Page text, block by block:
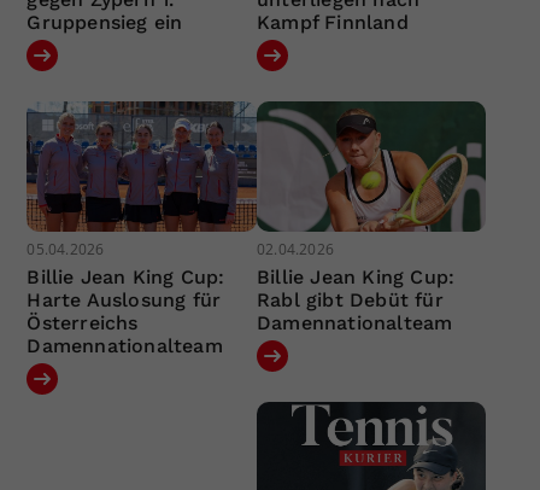
Gruppensieg ein
Kampf Finnland
05.04.2026
Billie Jean King Cup:
Harte Auslosung für
Österreichs
Damennationalteam
02.04.2026
Billie Jean King Cup:
Rabl gibt Debüt für
Damennationalteam